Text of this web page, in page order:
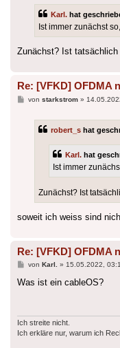
Karl. hat
Ist immer zunächst
Zunächst? Ist tatsächlich
Re: [VFKD] OFDMA
Beitrag
von starkstrom»
robert_s hat
Karl. hat
Ist immer
Zunächst? Ist
soweit ich weiss sind
Re: [VFKD] OFDMA
Beitrag
von Karl. » 15.05.2022,
Was ist ein cableOS?
Ich streite nicht.
Ich erkläre nur, warum ich